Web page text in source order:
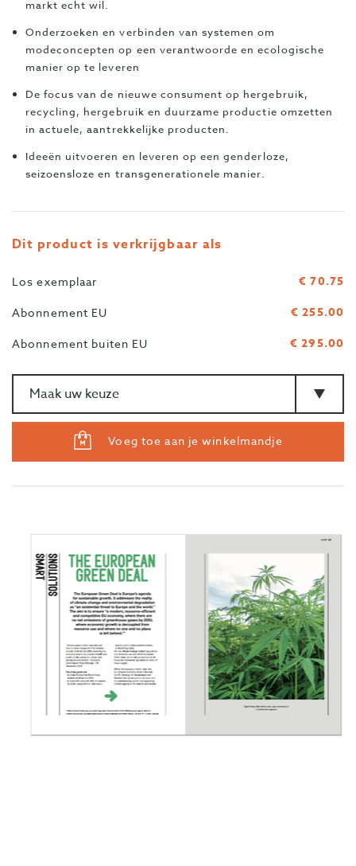
markt echt wil.
Onderzoeken en verbinden van systemen om
modeconcepten op een verantwoorde en ecologische
manier op te leveren
De focus van de nieuwe consument op hergebruik,
recycling, hergebruik en duurzame productie omzetten
in actuele, aantrekkelijke producten.
Ideeën uitvoeren en leveren op een genderloze,
seizoensloze en transgenerationele manier.
Dit product is verkrijgbaar als
Los exemplaar € 70.75
Abonnement EU € 255.00
Abonnement buiten EU
€ 295.00
Voeg toe aan je winkelmandje